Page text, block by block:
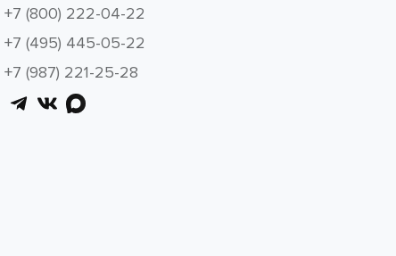
+7 (800) 222-04-22
+7 (495) 445-05-22
+7 (987) 221-25-28